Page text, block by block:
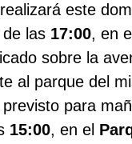
este
las 17:00, en el
sobre la
al parque del
para
15:00, en el